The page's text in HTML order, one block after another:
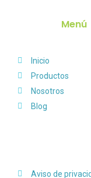
Menú
Inicio
Productos
Nosotros
Blog
Aviso de